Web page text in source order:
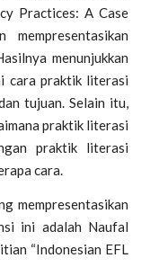
Practices: A Case
menunjukkan
cara praktik literasi
tujuan. Selain itu,
praktik literasi
praktik literasi
cara.
mempresentasikan
ini adalah Naufal
“Indonesian EFL